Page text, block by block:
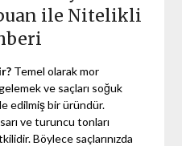
ile Nitelikli
Temel olarak mor
ve saçları soğuk
edilmiş bir üründür.
ve turuncu tonları
Böylece saçlarınızda